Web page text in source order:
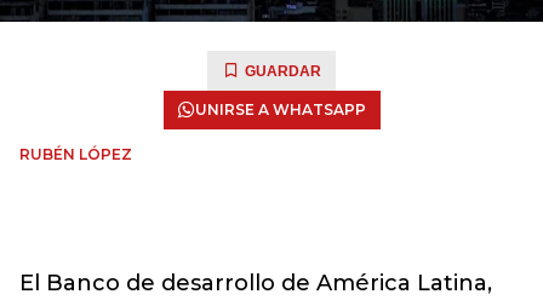
GUARDAR
UNIRSE A WHATSAPP
RUBÉN LÓPEZ
El Banco de desarrollo de América Latina,